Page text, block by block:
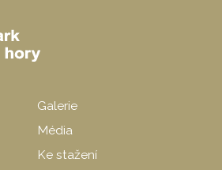
Galerie
Média
Ke stažení